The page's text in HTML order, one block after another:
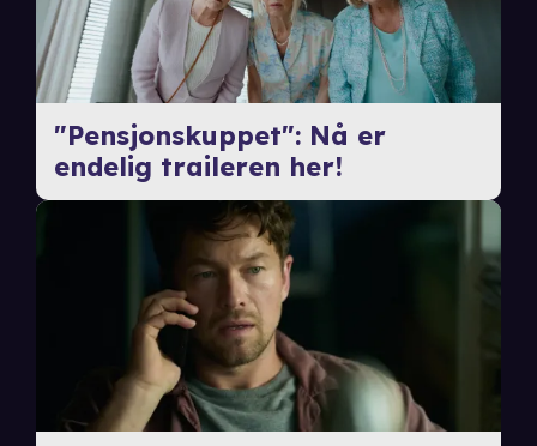
"Pensjonskuppet": Nå er
endelig traileren her!